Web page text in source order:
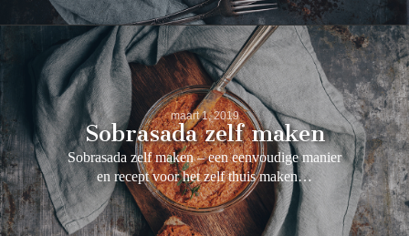
maart 1, 2019
Sobrasada zelf maken
Sobrasada zelf maken – een eenvoudige manier
en recept voor het zelf thuis maken…